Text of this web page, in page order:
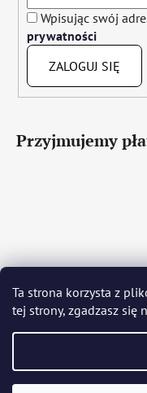
Ta strona korzysta z
tej strony, zgadzasz się
Wpisując swój
prywatności
ZALOGUJ SIĘ
Przyjmujemy
Język polski
Português
Nederlands